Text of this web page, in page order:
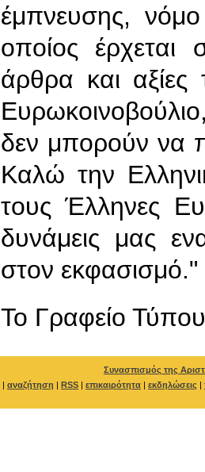
έμπνευσης,
οποίος
άρθρα και
δεν μπορούν να
Καλώ την
τους Έλληνες
δυνάμεις μας
στον εκφασισμό."
To Γραφείο Τύπου
Συνασπισμός της
| αναζήτηση | RSS | επικαιρότητα | εκδηλώσεις |